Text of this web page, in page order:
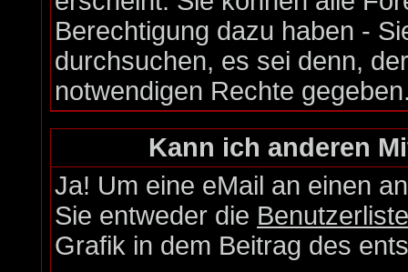
Berechtigung dazu haben -
durchsuchen, es sei denn,
notwendigen Rechte
Kann ich anderen
Ja! Um eine eMail an einen
Sie entweder die Benutzerliste
Grafik in dem Beitrag des